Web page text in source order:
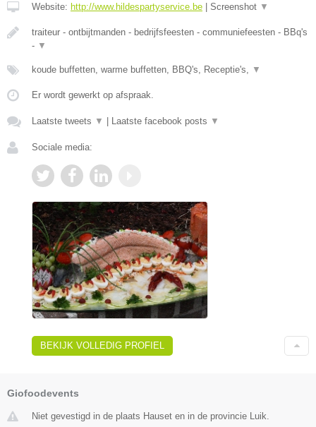
Website: http://www.hildespartyservice.be Screenshot ▼
traiteur - ontbijtmanden - bedrijfsfeesten - communiefeesten - BBq's
- ▼
koude buffetten, warme buffetten, BBQ's, Receptie's, ▼
Er wordt gewerkt op afspraak.
Laatste tweets ▼ Laatste facebook posts ▼
Sociale media:
BEKIJK VOLLEDIG PROFIEL
Giofoodevents
Niet gevestigd in de plaats Hauset en in de provincie Luik.